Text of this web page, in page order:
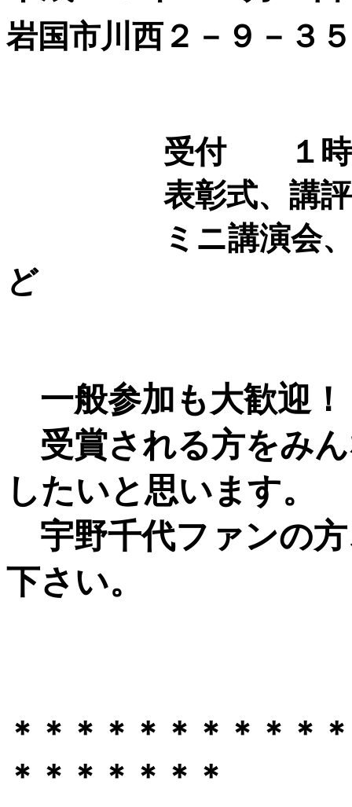
岩国市川西２－９－
受付 １時
表彰式、講評
ミニ講演会、朗読
ど
一般参加も大歓迎！
受賞される方をみ
したいと思います。
宇野千代ファンの
下さい。
＊＊＊＊＊＊＊＊＊＊
＊＊＊＊＊＊＊